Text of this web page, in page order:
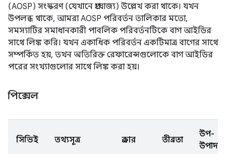
(AOSP) সংস্করণ (যেখানে প্রযোজ্য) উল্লেখ করা থাকে। যখন
উপলব্ধ থাকে, আমরা AOSP পরিবর্তন তালিকার মতো,
সমস্যাটির সমাধানকারী পাবলিক পরিবর্তনটিকে বাগ আইডির
সাথে লিঙ্ক করি। যখন একাধিক পরিবর্তন একটিমাত্র বাগের সাথে
সম্পর্কিত হয়, তখন অতিরিক্ত রেফারেন্সগুলোকে বাগ আইডির
পরের সংখ্যাগুলোর সাথে লিঙ্ক করা হয়।
পিক্সেল
সিভিই তথ্যসূত্র প্রকার তীব্রতা
উপ-
উপাদান